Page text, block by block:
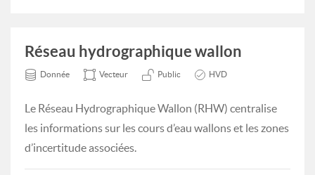
Réseau hydrographique wallon
Donnée Vecteur Public HVD
Le Réseau Hydrographique Wallon (RHW) centralise
les informations sur les cours d’eau wallons et les zones
d’incertitude associées.